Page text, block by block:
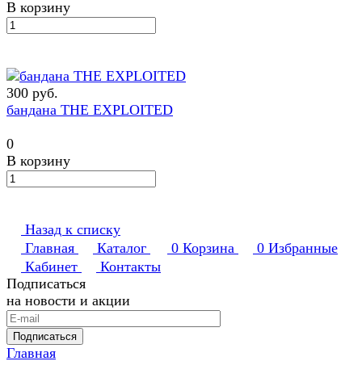
В корзину
300 руб.
бандана THE EXPLOITED
0
В корзину
Назад к списку
Главная
Каталог 0 Корзина 0 Избранные
Кабинет
Контакты
Подписаться
на новости и акции
Подписаться
Главная